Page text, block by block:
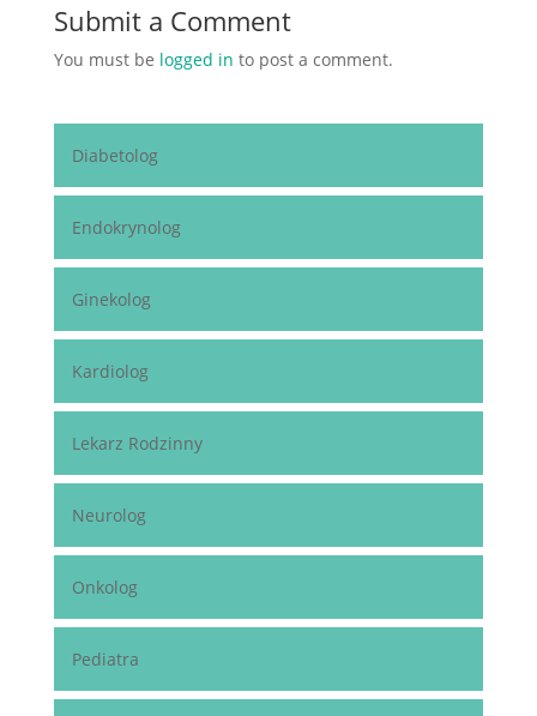
Submit a Comment
You must be logged in to post a comment.
Diabetolog
Endokrynolog
Ginekolog
Kardiolog
Lekarz Rodzinny
Neurolog
Onkolog
Pediatra